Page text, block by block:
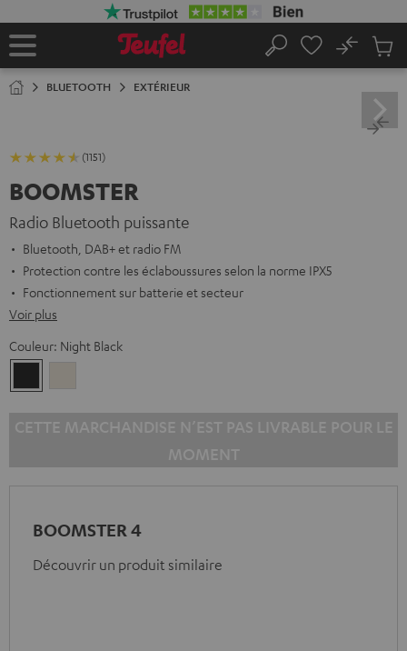
Page
Rechercher
No
panier
BLUETOOTH EXTÉRIEUR
(1151)
BOOMSTER
Radio Bluetooth puissante
Bluetooth, DAB+ et radio FM
Protection contre les éclaboussures selon la norme IPX5
Fonctionnement sur batterie et secteur
Voir plus
Couleur: Night Black
Black
BOOMSTER 4
Découvrir un produit similaire